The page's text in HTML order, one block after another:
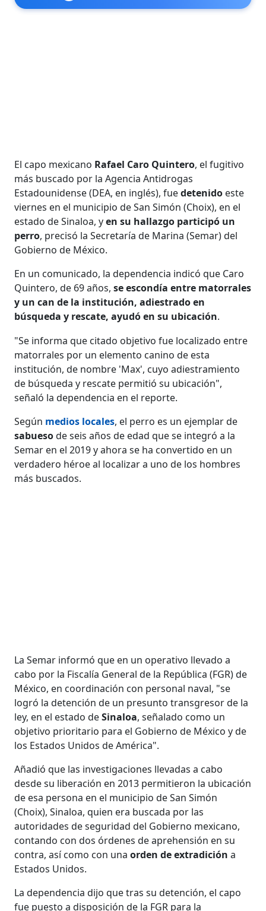
El capo mexicano Rafael Caro Quintero, el fugitivo
más buscado por la Agencia Antidrogas
Estadounidense (DEA, en inglés), fuedetenido este
viernes en el municipio de San Simón (Choix), en el
estado de Sinaloa, yen su hallazgo participó un
perro, precisó la Secretaría de Marina (Semar) del
Gobierno de México.
En un comunicado, la dependencia indicó que Caro
Quintero, de 69 años,se escondía entre matorrales
y un can de la institución, adiestrado en
búsqueda y rescate, ayudó en su ubicación.
"Se informa que citado objetivo fue localizado entre
matorrales por un elemento canino de esta
institución, de nombre 'Max', cuyo adiestramiento
de búsqueda y rescate permitió su ubicación",
señaló la dependencia en el reporte.
Según medios locales, el perro es un ejemplar de
sabuesode seis años de edad que se integró a la
Semar en el 2019 y ahora se ha convertido en un
verdadero héroe al localizar a uno de los hombres
más buscados.
La Semar informó que en un operativo llevado a
cabo por la Fiscalía General de la República (FGR) de
México, en coordinación con personal naval, "se
logró la detención de un presunto transgresor de la
ley, en el estado deSinaloa, señalado como un
objetivo prioritario para el Gobierno de México y de
los Estados Unidos de América".
Añadió que las investigaciones llevadas a cabo
desde su liberación en 2013 permitieron la ubicación
de esa persona en el municipio de San Simón
(Choix), Sinaloa, quien era buscada por las
autoridades de seguridad del Gobierno mexicano,
contando con dos órdenes de aprehensión en su
contra, así como con unaorden de extradicióna
Estados Unidos.
La dependencia dijo que tras su detención, el capo
fue puesto a disposición de la FGR para la